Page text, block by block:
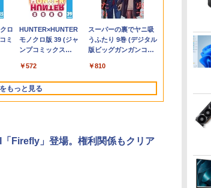
1TB/Wi-
メ
512GB/1TB/15.6
コ
ン/
パソコン 中古パソコ
ン 中古 Office付き バ
ルチ 初心者向け 大画
面 ビジネス 仕事 訳あ
り Windows11 Pro
NEC VersaPro
8GB 15.6インチ 中古
パソコン ノートパソ
L580/L590/第8世代
Core i5 /メモ
リ:8GB/16GB/32GB/SSD:256GB/512GB/
型/Webカメラ/WIFI/無
線
LAN/Bluetooth/HDMI/USB
Type-C/中古 パソコン
￥31,800
X13 Gen2
16GB/ 爆速
256GB-SSD/
無線Wi-Fi6/
き/ Win11【
あす楽対応
初期設定済
選択可
【写真待】DAIV Z7 SSD1024GB メモ
リ64GB Core i7 Windows 11 Pro 中古
アウトレット 返品 送料無料 中古デス
クトップパソコン 中古パソコン デスク
トップパソコン デスクトップ PC
OFFICE付き
￥200,200
i5・16GB・
SSD 256GB
5GHz対応
トップパソ
晶デ
ンチ IPS 内蔵スピーカ
ーディスプレイ100Hz
ーライト軽減 フリッカ
ーフリー VESA対応 フ
レームレス HDMI1.4／
DP／VGAコントラス
ビジネス用 【送料無
料】pcモニター (ケー
パネル液晶ディスプレ
イ ［21.5型 /フル
HD(1920×1080) /ワイ
ド］ ブラック KH-
A221DB
￥13,980
リーズ ブラ
ノ ]
聞ける!はじめてずかん
1000 英語つき／小学館
cover 山中柔太朗(B4
サイズ両面ピンナップ)
￥2,200
巻+別巻5冊
イ
【2026年アップグレ
ード版】AOKIMI ワ
イヤレスイヤホン
V12 小型軽量 ブルー
トゥースHi-Fi 最大
36時間再生 ぶるーと
ゅーす コードレス
ク付き 防水 タッチ式
￥1,964
Xiaomi シャオミ
REDMI Buds 8 Lite ワ
イヤレスイヤホン
キャンセリング ANC
36時間再生
￥3,480
On My Road
(Stadium ver.)
￥250
BUGS LIFE
￥250
by Amazon 炭酸水
ラベルレス 500ml
×24本 強炭酸水 ペッ
ットル (Smart
Basic)
￥1,625
【Amazon.co.jp限
定】 伊藤園 磨かれ
て、澄みきった日本の
ケース ] [ 水 ] [ ペット
ボトル ] [ 箱買い ] [ ス
￥998
ロ
ミ
HUNTER×HUNTER
モノクロ版 39 (ジャ
ンプコミックス
￥572
スーパーの裏でヤニ吸
うふたり 9巻 (デジタル
版ビッグガンガンコミ
￥810
もっと見る
Firefly」登場。権利関係もクリア